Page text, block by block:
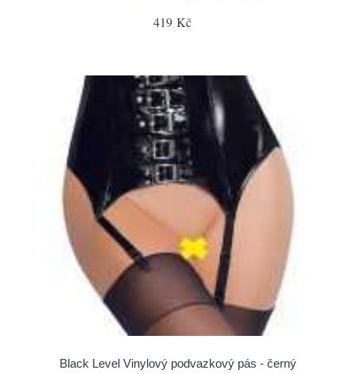
419 Kč
Black Level Vinylový podvazkový pás - černý